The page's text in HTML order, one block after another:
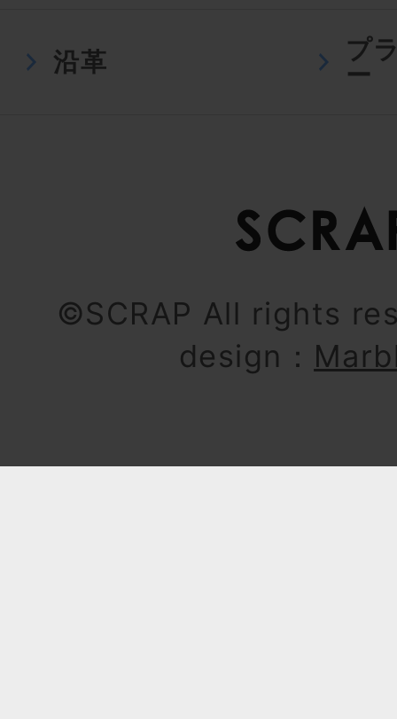
沿革
プ
ー
©SCRAP All rights
design：